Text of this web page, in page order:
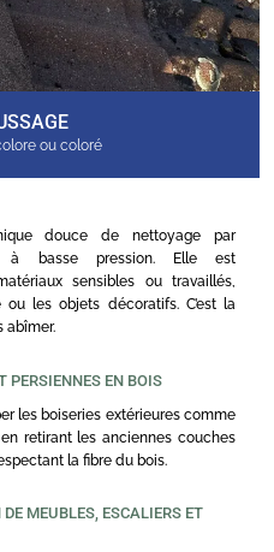
ou coloré
douce de nettoyage par
à basse pression. Elle est
sensibles ou travaillés,
les objets décoratifs. C’est la
abîmer.
PERSIENNES EN BOIS
les boiseries extérieures comme
retirant les anciennes couches
la fibre du bois.
MEUBLES, ESCALIERS ET